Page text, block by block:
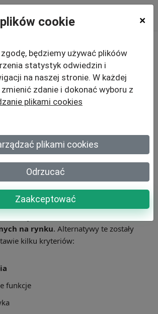
dla JotForm
kompletny generator formularzy i ankiet
nie zawsze odpowiada
wszystkich użytkowników.
jest zbadanie odpowiednich
7 najlepszych alternatyw dla
na rynku. Alternatywy te zostały
kilku kryteriów:
funkcje
cookie ×
będziemy używać plikóów
statystyk odwiedzin i
na naszej stronie. W każdej
zdanie i dokonać wyboru z
plikami cookies
plikami cookies
Odrzucać
Zaakceptować